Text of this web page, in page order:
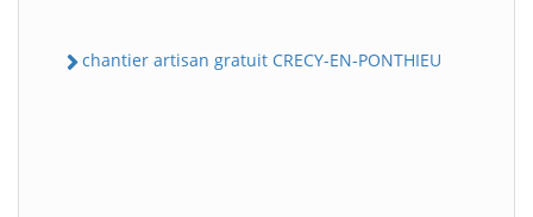
chantier artisan gratuit CRECY-EN-PONTHIEU